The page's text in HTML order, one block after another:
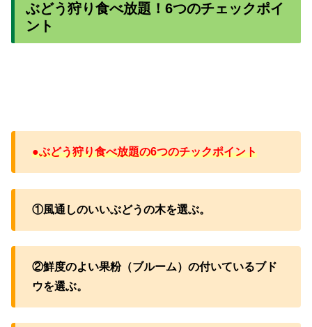
ぶどう狩り食べ放題！6つのチェックポイ
ント
●ぶどう狩り食べ放題の6つのチックポイント
①風通しのいいぶどうの木を選ぶ。
②鮮度のよい果粉（ブルーム）の付いているブド
ウを選ぶ。